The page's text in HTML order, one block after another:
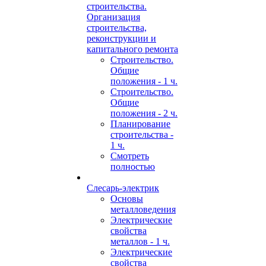
строительства.
Организация
строительства,
реконструкции и
капитального ремонта
Строительство.
Общие
положения - 1 ч.
Строительство.
Общие
положения - 2 ч.
Планирование
строительства -
1 ч.
Смотреть
полностью
Слесарь-электрик
Основы
металловедения
Электрические
свойства
металлов - 1 ч.
Электрические
свойства